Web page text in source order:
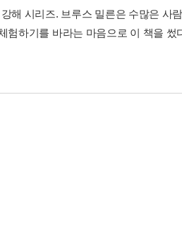
강해 시리즈. 브루스 밀른은 수많은
험하기를 바라는 마음으로 이 책을